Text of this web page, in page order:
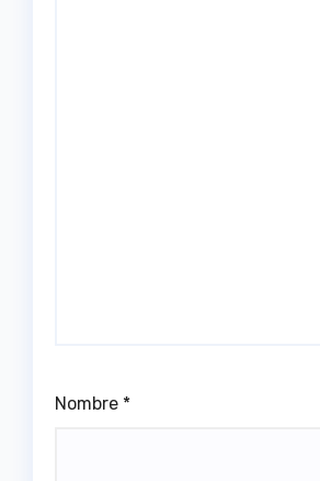
Nombre *